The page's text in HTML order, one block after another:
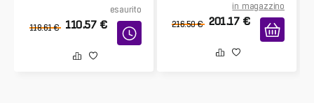
esaurito
118.61 € 110.57 €
in magazzino
216.50 € 201.17 €